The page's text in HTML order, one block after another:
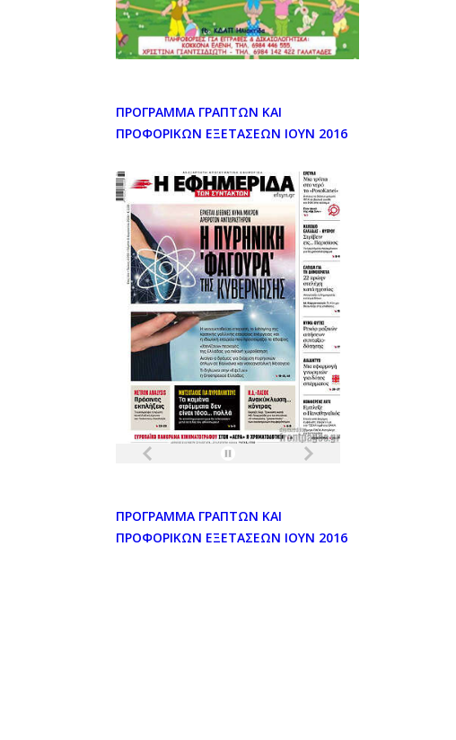
ΠΡΟΓΡΑΜΜΑ ΓΡΑΠΤΩΝ ΚΑΙ
ΠΡΟΦΟΡΙΚΩΝ ΕΞΕΤΑΣΕΩΝ ΙΟΥΝ 2016
ΠΡΟΓΡΑΜΜΑ ΓΡΑΠΤΩΝ ΚΑΙ
ΠΡΟΦΟΡΙΚΩΝ ΕΞΕΤΑΣΕΩΝ ΙΟΥΝ 2016